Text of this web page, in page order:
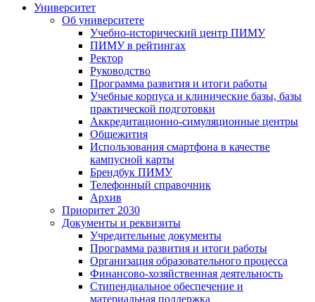
Университет
Об университете
Учебно-исторический центр ПИМУ
ПИМУ в рейтингах
Ректор
Руководство
Программа развития и итоги работы
Учебные корпуса и клинические базы, базы
практической подготовки
Аккредитационно-симуляционные центры
Общежития
Использования смартфона в качестве
кампусной карты
Брендбук ПИМУ
Телефонный справочник
Архив
Приоритет 2030
Документы и реквизиты
Учредительные документы
Программа развития и итоги работы
Организация образовательного процесса
Финансово-хозяйственная деятельность
Стипендиальное обеспечение и
материальная поддержка